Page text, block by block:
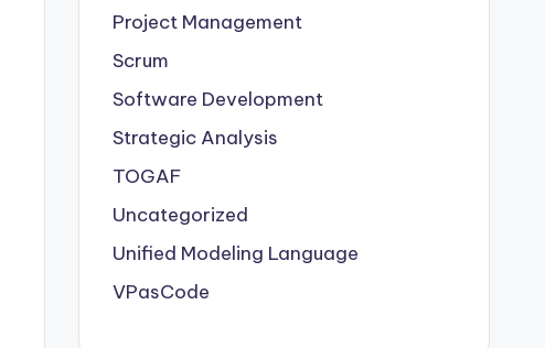
Project Management
Scrum
Software Development
Strategic Analysis
TOGAF
Uncategorized
Unified Modeling Language
VPasCode